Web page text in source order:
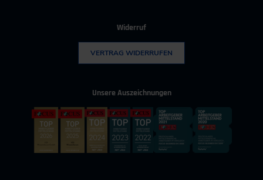
Widerruf
VERTRAG WIDERRUFEN
Unsere Auszeichnungen